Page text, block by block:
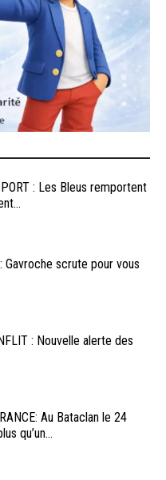
: Les Bleus remportent
Gavroche scrute pour vous
: Nouvelle alerte des
Au Bataclan le 24
qu’un...